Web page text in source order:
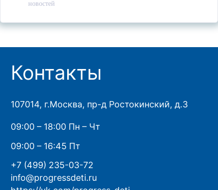
новостей
Контакты
107014, г.Москва, пр-д Ростокинский, д.3
09:00 – 18:00 Пн – Чт
09:00 – 16:45 Пт
+7 (499) 235-03-72
info@progressdeti.ru